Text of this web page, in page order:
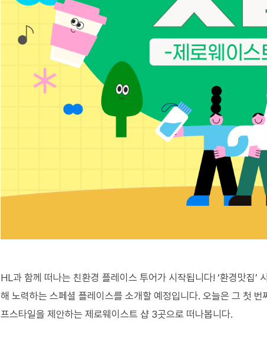
HL과 함께 떠나는 친환경 플레이스 투어가 시작됩니다! ‘환경맛집’
해 노력하는 스페셜 플레이스를 소개할 예정입니다. 오늘은 그 첫 번
프스타일을 제안하는 제로웨이스트 샵 3곳으로 떠나봅니다.